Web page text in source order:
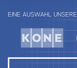
EINE AUSWAHL